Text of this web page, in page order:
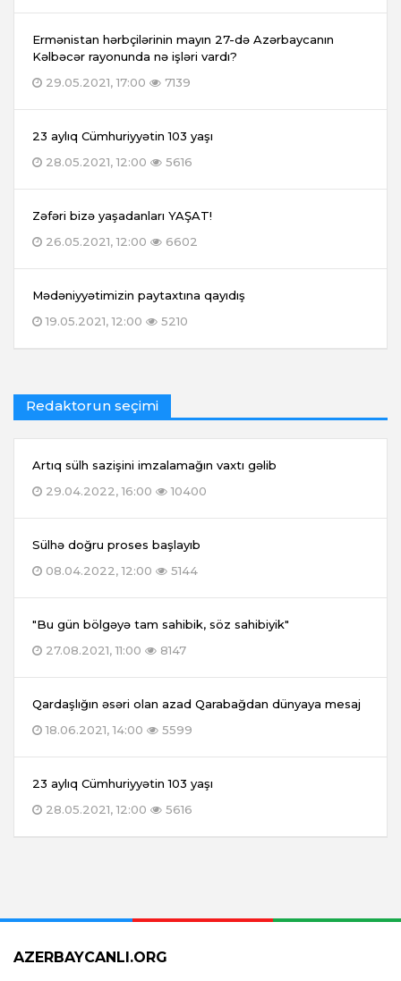
Ermənistan hərbçilərinin mayın 27-də Azərbaycanın
Kəlbəcər rayonunda nə işləri vardı?
29.05.2021, 17:00
7139
23 aylıq Cümhuriyyətin 103 yaşı
28.05.2021, 12:00
5616
Zəfəri bizə yaşadanları YAŞAT!
26.05.2021, 12:00
6602
Mədəniyyətimizin paytaxtına qayıdış
19.05.2021, 12:00
5210
Redaktorun seçimi
Artıq sülh sazişini imzalamağın vaxtı gəlib
29.04.2022, 16:00
10400
Sülhə doğru proses başlayıb
08.04.2022, 12:00
5144
"Bu gün bölgəyə tam sahibik, söz sahibiyik"
27.08.2021, 11:00
8147
Qardaşlığın əsəri olan azad Qarabağdan dünyaya mesaj
18.06.2021, 14:00
5599
23 aylıq Cümhuriyyətin 103 yaşı
28.05.2021, 12:00
5616
AZERBAYCANLI.ORG